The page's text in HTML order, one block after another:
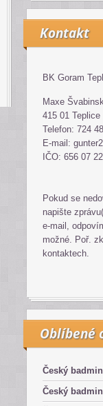
Kontakt
BK Goram
Maxe
415 01 Teplice
Telefon: 724
E-mail:
IČO: 656 07
Pokud se
napište
e-mail,
možné. Poř.
kontaktech.
Oblíbené
Český
Český